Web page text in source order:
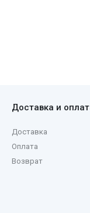
Доставка и
Доставка
Оплата
Возврат